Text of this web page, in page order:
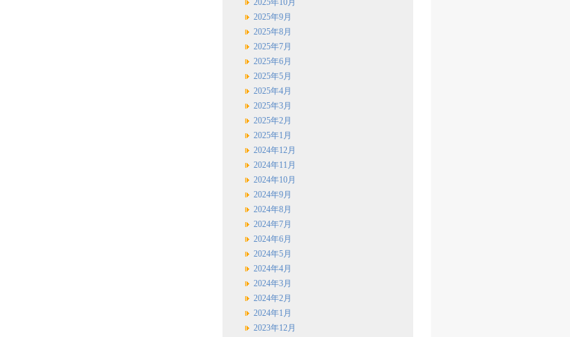
2025年10月
2025年9月
2025年8月
2025年7月
2025年6月
2025年5月
2025年4月
2025年3月
2025年2月
2025年1月
2024年12月
2024年11月
2024年10月
2024年9月
2024年8月
2024年7月
2024年6月
2024年5月
2024年4月
2024年3月
2024年2月
2024年1月
2023年12月